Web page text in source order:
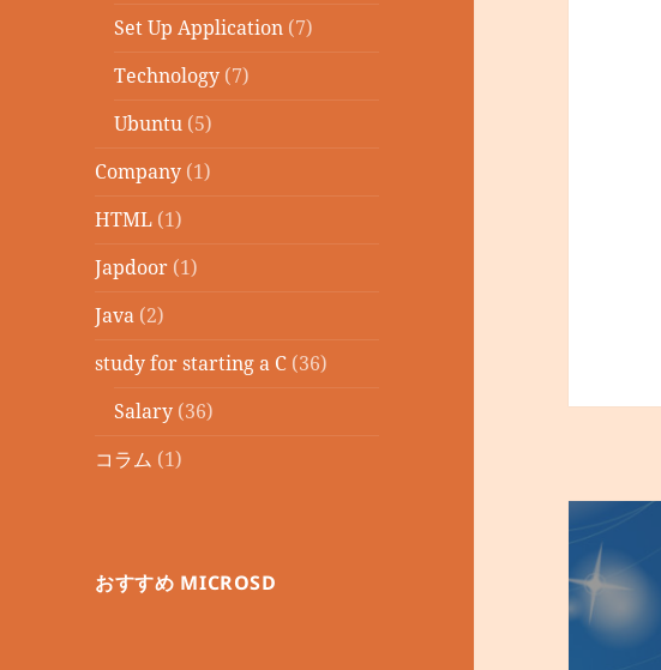
Set Up Application (7)
Technology (7)
Ubuntu (5)
Company (1)
HTML (1)
Japdoor (1)
Java (2)
study for starting a C (36)
Salary (36)
コラム (1)
おすすめ MICROSD
投
稿
ナ
ビ